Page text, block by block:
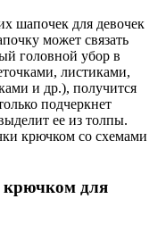
шапочек для девочек
может связать
головной убор в
листиками,
и др.), получится
подчеркнет
ее из толпы.
крючком со схемами
для